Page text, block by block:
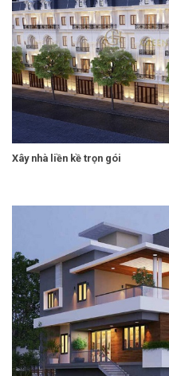
Xây nhà liền kề trọn gói